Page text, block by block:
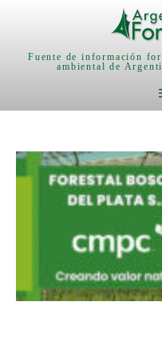
Fuente de información
ambiental de